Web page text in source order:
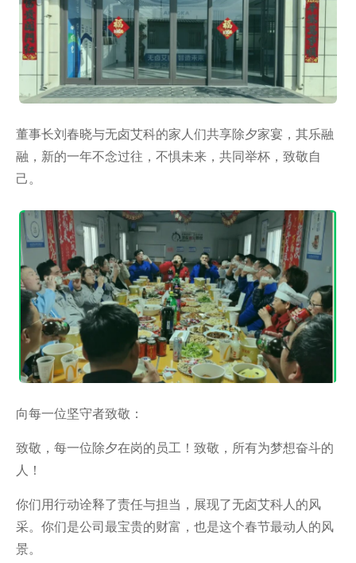
董事长刘春晓与无卤艾科的家人们共享除夕家宴，其乐融
融，新的一年不念过往，不惧未来，共同举杯，致敬自
己。
向每一位坚守者致敬：
致敬，每一位除夕在岗的员工！致敬，所有为梦想奋斗的
人！
你们用行动诠释了责任与担当，展现了无卤艾科人的风
采。你们是公司最宝贵的财富，也是这个春节最动人的风
景。